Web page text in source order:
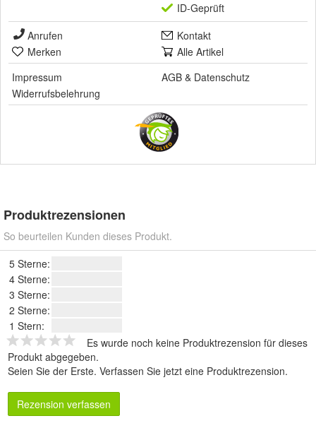
ID-Geprüft
Anrufen
Kontakt
Merken
Alle Artikel
Impressum
AGB & Datenschutz
Widerrufsbelehrung
Produktrezensionen
So beurteilen Kunden dieses Produkt.
5 Sterne:
4 Sterne:
3 Sterne:
2 Sterne:
1 Stern:
Es wurde noch keine Produktrezension für dieses
Produkt abgegeben.
Seien Sie der Erste. Verfassen Sie jetzt eine Produktrezension.
Rezension verfassen